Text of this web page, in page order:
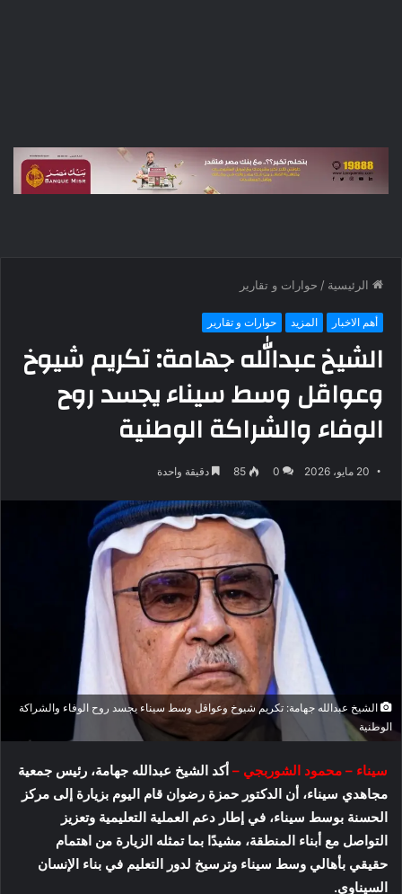
الرئيسية / حوارات و تقارير
أهم الاخبار المزيد حوارات و تقارير
الشيخ عبدالله جهامة: تكريم شيوخ
وعواقل وسط سيناء يجسد روح
الوفاء والشراكة الوطنية
20 مايو، 2026 0
85 دقيقة واحدة
الشيخ عبدالله جهامة: تكريم شيوخ وعواقل وسط سيناء يجسد روح الوفاء والشراكة
الوطنية
سيناء – محمود الشوربجي – أكد الشيخ عبدالله جهامة، رئيس جمعية
مجاهدي سيناء، أن الدكتور حمزة رضوان قام اليوم بزيارة إلى مركز
الحسنة بوسط سيناء، في إطار دعم العملية التعليمية وتعزيز
التواصل مع أبناء المنطقة، مشيدًا بما تمثله الزيارة من اهتمام
حقيقي بأهالي وسط سيناء وترسيخ لدور التعليم في بناء الإنسان
السيناوي.